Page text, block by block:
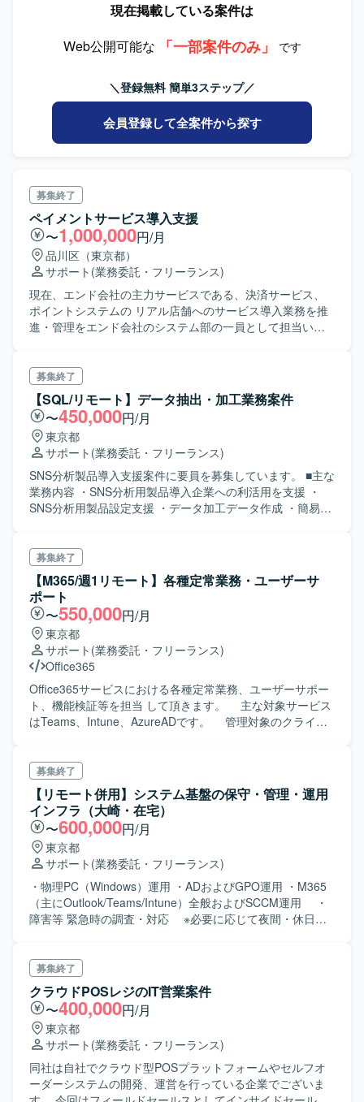
管理、課題管理など ＜CO＞ ・COモジュールコンサルタン
ション推進の対応。結合テストケース作成、テスト実行、
など ＜AA＞ ・AAモジュールコンサルタント(コアメンバー)
AA領域リードの元で、具体的なソリューション推進の対
応。結合テストケース作成、テスト実行、障害対応、クラ
イアントのテスト実行サポート、移行対応など
現在掲載している案件は
Web公開可能な
「一部案件のみ」 です
＼登録無料 簡単3ステップ／
会員登録して全案件から探す
募集終了
ペイメントサービス導入支援
〜1,000,000円/月
品川区（東京都）
サポート (業務委託・フリーランス)
現在、エンド会社の主力サービスである、決済サービス、
ポイントシステムの リアル店舗へのサービス導入業務を推
進・管理をエンド会社のシステム部の一員として担当いた
サポート ・導入プロジェクト管理 ・テスト計画作成/テスト
実施 ・運用サポート ・エンハンス開発サポート
募集終了
【SQL/リモート】データ抽出・加工業務案件
〜450,000円/月
東京都
サポート (業務委託・フリーランス)
SNS分析製品導入支援案件に要員を募集しています。 ■主な
業務内容 ・SNS分析用製品導入企業への利活用を支援 ・
SNS分析用製品設定支援 ・データ加工データ作成 ・簡易レ
募集終了
【M365/週1リモート】各種定常業務・ユーザーサ
ポート
〜550,000円/月
東京都
サポート (業務委託・フリーランス)
Office365
Office365サービスにおける各種定常業務、ユーザーサポー
ト、機能検証等を担当 して頂きます。 主な対象サービス
はTeams、Intune、AzureADです。 管理対象のクライア
応（メール、電話、チャット等）、新機能、新サー ビスに
おける機 能検証、テスト、です。 主にクラウドサービ
ス関連業務へのアサインであり、若くやる気のある方を求
めて います。
募集終了
【リモート併用】システム基盤の保守・管理・運用
インフラ（大崎・在宅）
〜600,000円/月
東京都
サポート (業務委託・フリーランス)
・物理PC（Windows）運用 ・ADおよびGPO運用 ・M365
（主にOutlook/Teams/Intune）全般およびSCCM運用 ・
障害等 緊急時の調査・対応 ※必要に応じて夜間・休日対
ダー問合せ） ・作業依頼等から発生する各種メンテナンス
作業
募集終了
クラウドPOSレジのIT営業案件
〜400,000円/月
東京都
サポート (業務委託・フリーランス)
同社は自社でクラウド型POSプラットフォームやセルフオ
ーダーシステムの開発、運営を行っている企業でございま